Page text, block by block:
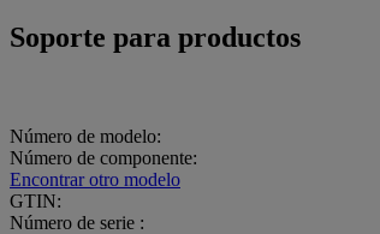
Soporte para productos
Número de modelo:
Número de componente:
Encontrar otro modelo
GTIN:
Número de serie :